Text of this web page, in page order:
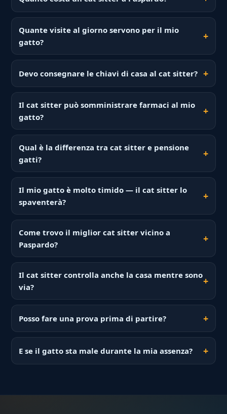
Quante visite al giorno servono per il mio
gatto?
Devo consegnare le chiavi di casa al cat sitter?
Il cat sitter può somministrare farmaci al mio
gatto?
Qual è la differenza tra cat sitter e pensione
gatti?
Il mio gatto è molto timido — il cat sitter lo
spaventerà?
Come trovo il miglior cat sitter vicino a
Paspardo?
Il cat sitter controlla anche la casa mentre sono
via?
Posso fare una prova prima di partire?
E se il gatto sta male durante la mia assenza?